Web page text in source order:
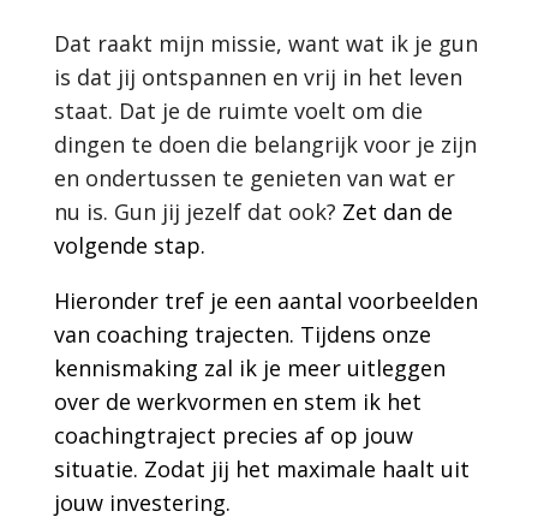
Dat raakt mijn missie, want wat ik je gun
is dat jij ontspannen en vrij in het leven
staat. Dat je de ruimte voelt om die
dingen te doen die belangrijk voor je zijn
en ondertussen te genieten van wat er
nu is. Gun jij jezelf dat ook? Zet dan de
volgende stap.
Hieronder tref je een aantal voorbeelden
van coaching trajecten. Tijdens onze
kennismaking zal ik je meer uitleggen
over de werkvormen en stem ik het
coachingtraject precies af op jouw
situatie. Zodat jij het maximale haalt uit
jouw investering.